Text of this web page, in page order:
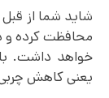
شاید شما از قبل
محافظت کرده و
خواهد داشت.
یعنی کاهش چربی